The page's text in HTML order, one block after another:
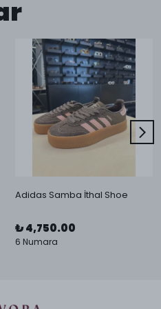
Adidas Samba İthal Shoe
₺ 4,750.00
6 Numara